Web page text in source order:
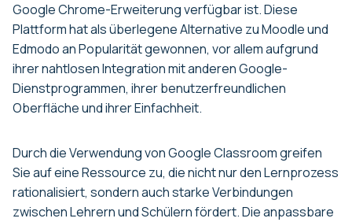
Google Chrome-Erweiterung verfügbar ist. Diese
Plattform hat als überlegene Alternative zu Moodle und
Edmodo an Popularität gewonnen, vor allem aufgrund
ihrer nahtlosen Integration mit anderen Google-
Dienstprogrammen, ihrer benutzerfreundlichen
Oberfläche und ihrer Einfachheit.
Durch die Verwendung von Google Classroom greifen
Sie auf eine Ressource zu, die nicht nur den Lernprozess
rationalisiert, sondern auch starke Verbindungen
zwischen Lehrern und Schülern fördert. Die anpassbare